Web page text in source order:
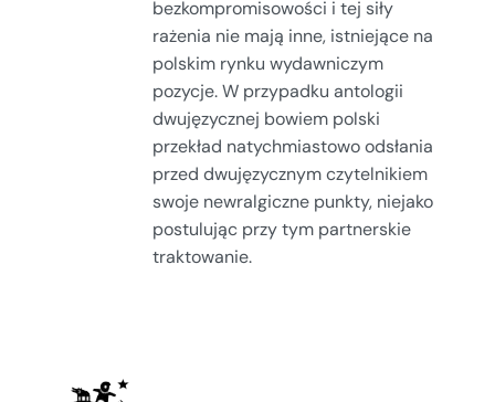
bezkompromisowości i tej siły
rażenia nie mają inne, istniejące na
polskim rynku wydawniczym
pozycje. W przypadku antologii
dwujęzycznej bowiem polski
przekład natychmiastowo odsłania
przed dwujęzycznym czytelnikiem
swoje newralgiczne punkty, niejako
postulując przy tym partnerskie
traktowanie.